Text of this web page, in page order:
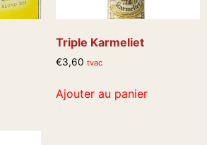
Triple Karmeliet
€3,60 tvac
Ajouter au panier